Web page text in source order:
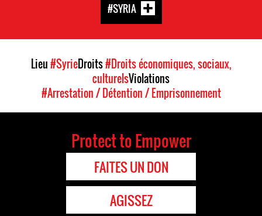
#SYRIA
Lieu#SyrieDroits#Droits économiques, sociaux,
culturelsViolations
#Arrestation / Détention / Emprisonnement
Protect to Empower
FAITES UN DON
AGISSEZ